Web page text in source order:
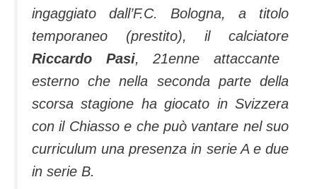
ingaggiato dall’F.C. Bologna, a titolo
temporaneo (prestito), il calciatore
Riccardo Pasi, 21enne attaccante
esterno che nella seconda parte della
scorsa stagione ha giocato in Svizzera
con il Chiasso e che può vantare nel suo
curriculum una presenza in serie A e due
in serie B.